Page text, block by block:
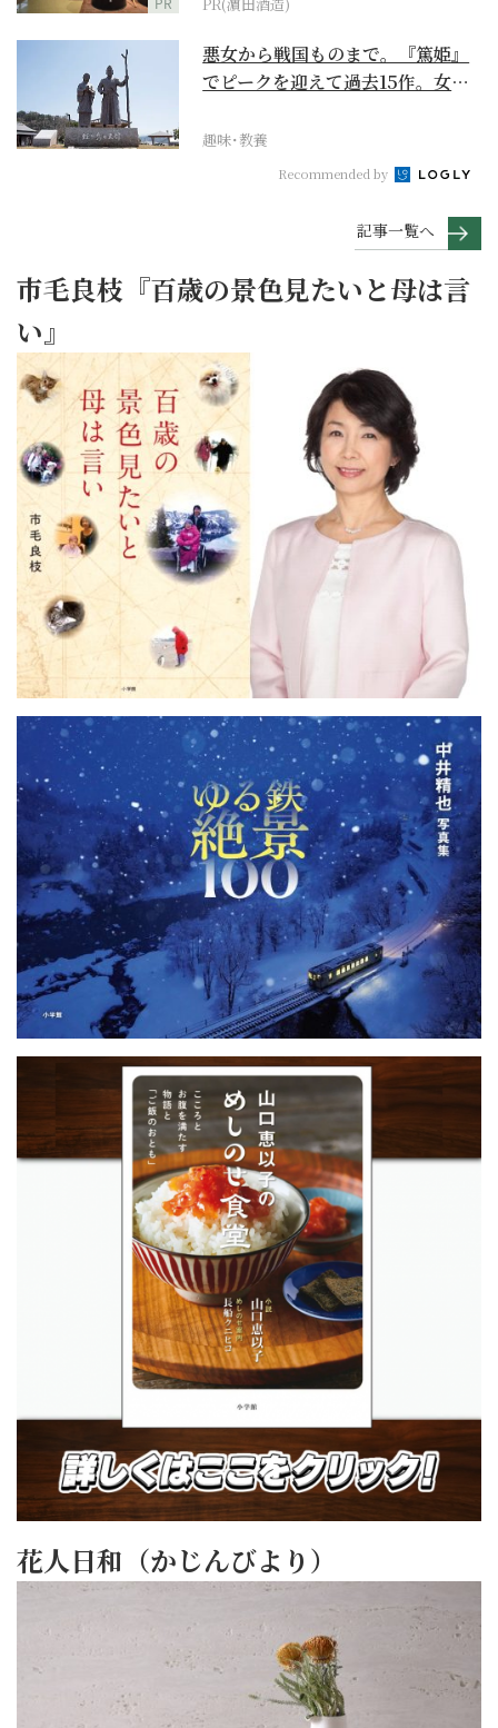
悪女から戦国ものまで。『篤姫』
でピークを迎えて過去15作。女性
趣味･教養
Recommended by
記事一覧へ
市毛良枝『百歳の景色見たいと母は言
い』
花人日和（かじんびより）